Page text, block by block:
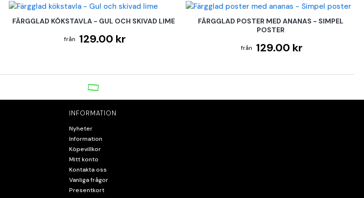
FÄRGGLAD KÖKSTAVLA - GUL OCH SKIVAD LIME
129.00 kr
FÄRGGLAD POSTER MED ANANAS - SIMPEL
POSTER
129.00 kr
INFORMATION
Nyheter
Information
Köpevillkor
Mitt konto
Kontakta oss
Vanliga frågor
Presentkort